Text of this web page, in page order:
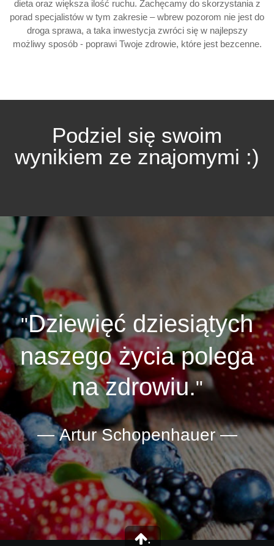
dieta oraz większa ilość ruchu. Zachęcamy do skorzystania z
porad specjalistów w tym zakresie – wbrew pozorom nie jest do
droga sprawa, a taka inwestycja zwróci się w najlepszy
możliwy sposób - poprawi Twoje zdrowie, które jest bezcenne.
Podziel się swoim
wynikiem ze znajomymi :)
Dziewięć dziesiątych
naszego życia polega
na zdrowiu.
Artur Schopenhauer
.